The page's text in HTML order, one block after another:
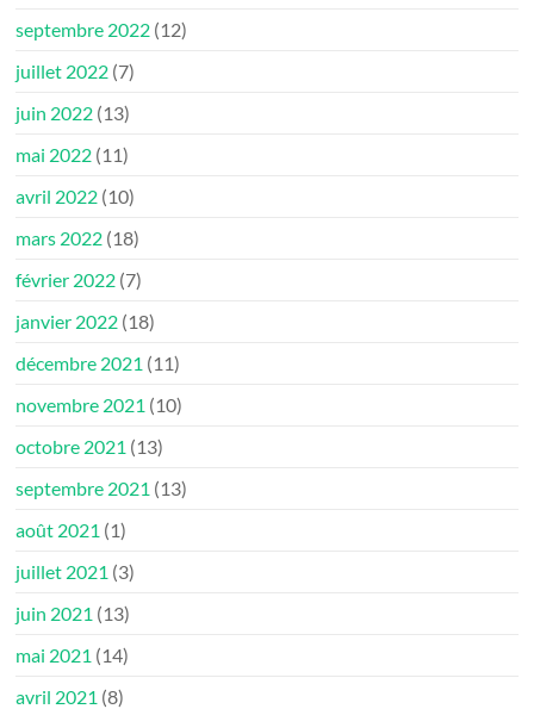
septembre 2022 (12)
juillet 2022 (7)
juin 2022 (13)
mai 2022 (11)
avril 2022 (10)
mars 2022 (18)
février 2022 (7)
janvier 2022 (18)
décembre 2021 (11)
novembre 2021 (10)
octobre 2021 (13)
septembre 2021 (13)
août 2021 (1)
juillet 2021 (3)
juin 2021 (13)
mai 2021 (14)
avril 2021 (8)